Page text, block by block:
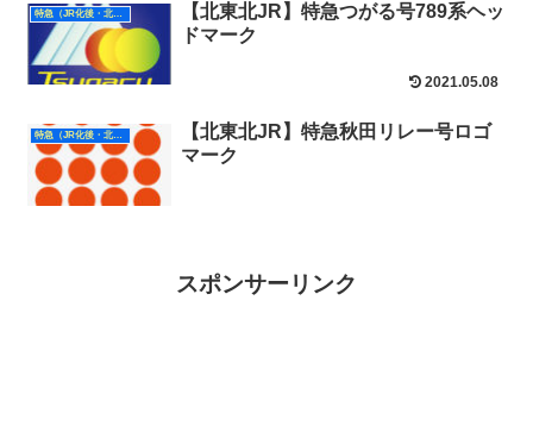
特急（JR化後・北東北）
【北東北JR】特急つがる号789系ヘッ
ドマーク
2021.05.08
【北東北JR】特急秋田リレー号ロゴ
マーク
スポンサーリンク